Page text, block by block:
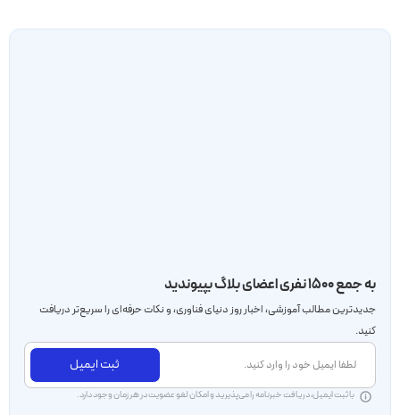
به جمع ۱۵۰۰ نفری اعضای بلاگ بپیوندید
جدید‌ترین مطالب آموزشی، اخبار روز دنیای فناوری، و نکات حرفه‌ای را سریع‌تر دریافت
کنید.
ثبت ایمیل
با ثبت ایمیل، دریافت خبرنامه را می‌پذیرید و امکان لغو عضویت در هر زمان وجود دارد.